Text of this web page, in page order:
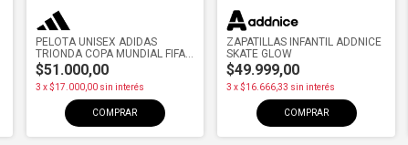
PELOTA UNISEX ADIDAS
TRIONDA COPA MUNDIAL FIFA
2026
$51.000,00
3 x$17.000,00 sin interés
COMPRAR
ZAPATILLAS INFANTIL ADDNICE
SKATE GLOW
$49.999,00
3 x$16.666,33 sin interés
COMPRAR